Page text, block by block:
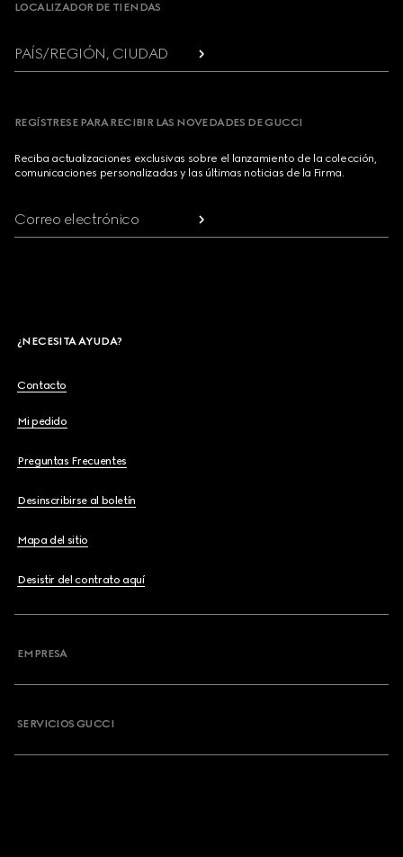
LOCALIZADOR DE TIENDAS
PAÍS/REGIÓN, CIUDAD
REGÍSTRESE PARA RECIBIR LAS NOVEDADES DE GUCCI
Reciba actualizaciones exclusivas sobre el lanzamiento de la colección,
comunicaciones personalizadas y las últimas noticias de la Firma.
Correo electrónico
¿NECESITA AYUDA?
Contacto
Mi pedido
Preguntas Frecuentes
Desinscribirse al boletín
Mapa del sitio
Desistir del contrato aquí
EMPRESA
SERVICIOS GUCCI